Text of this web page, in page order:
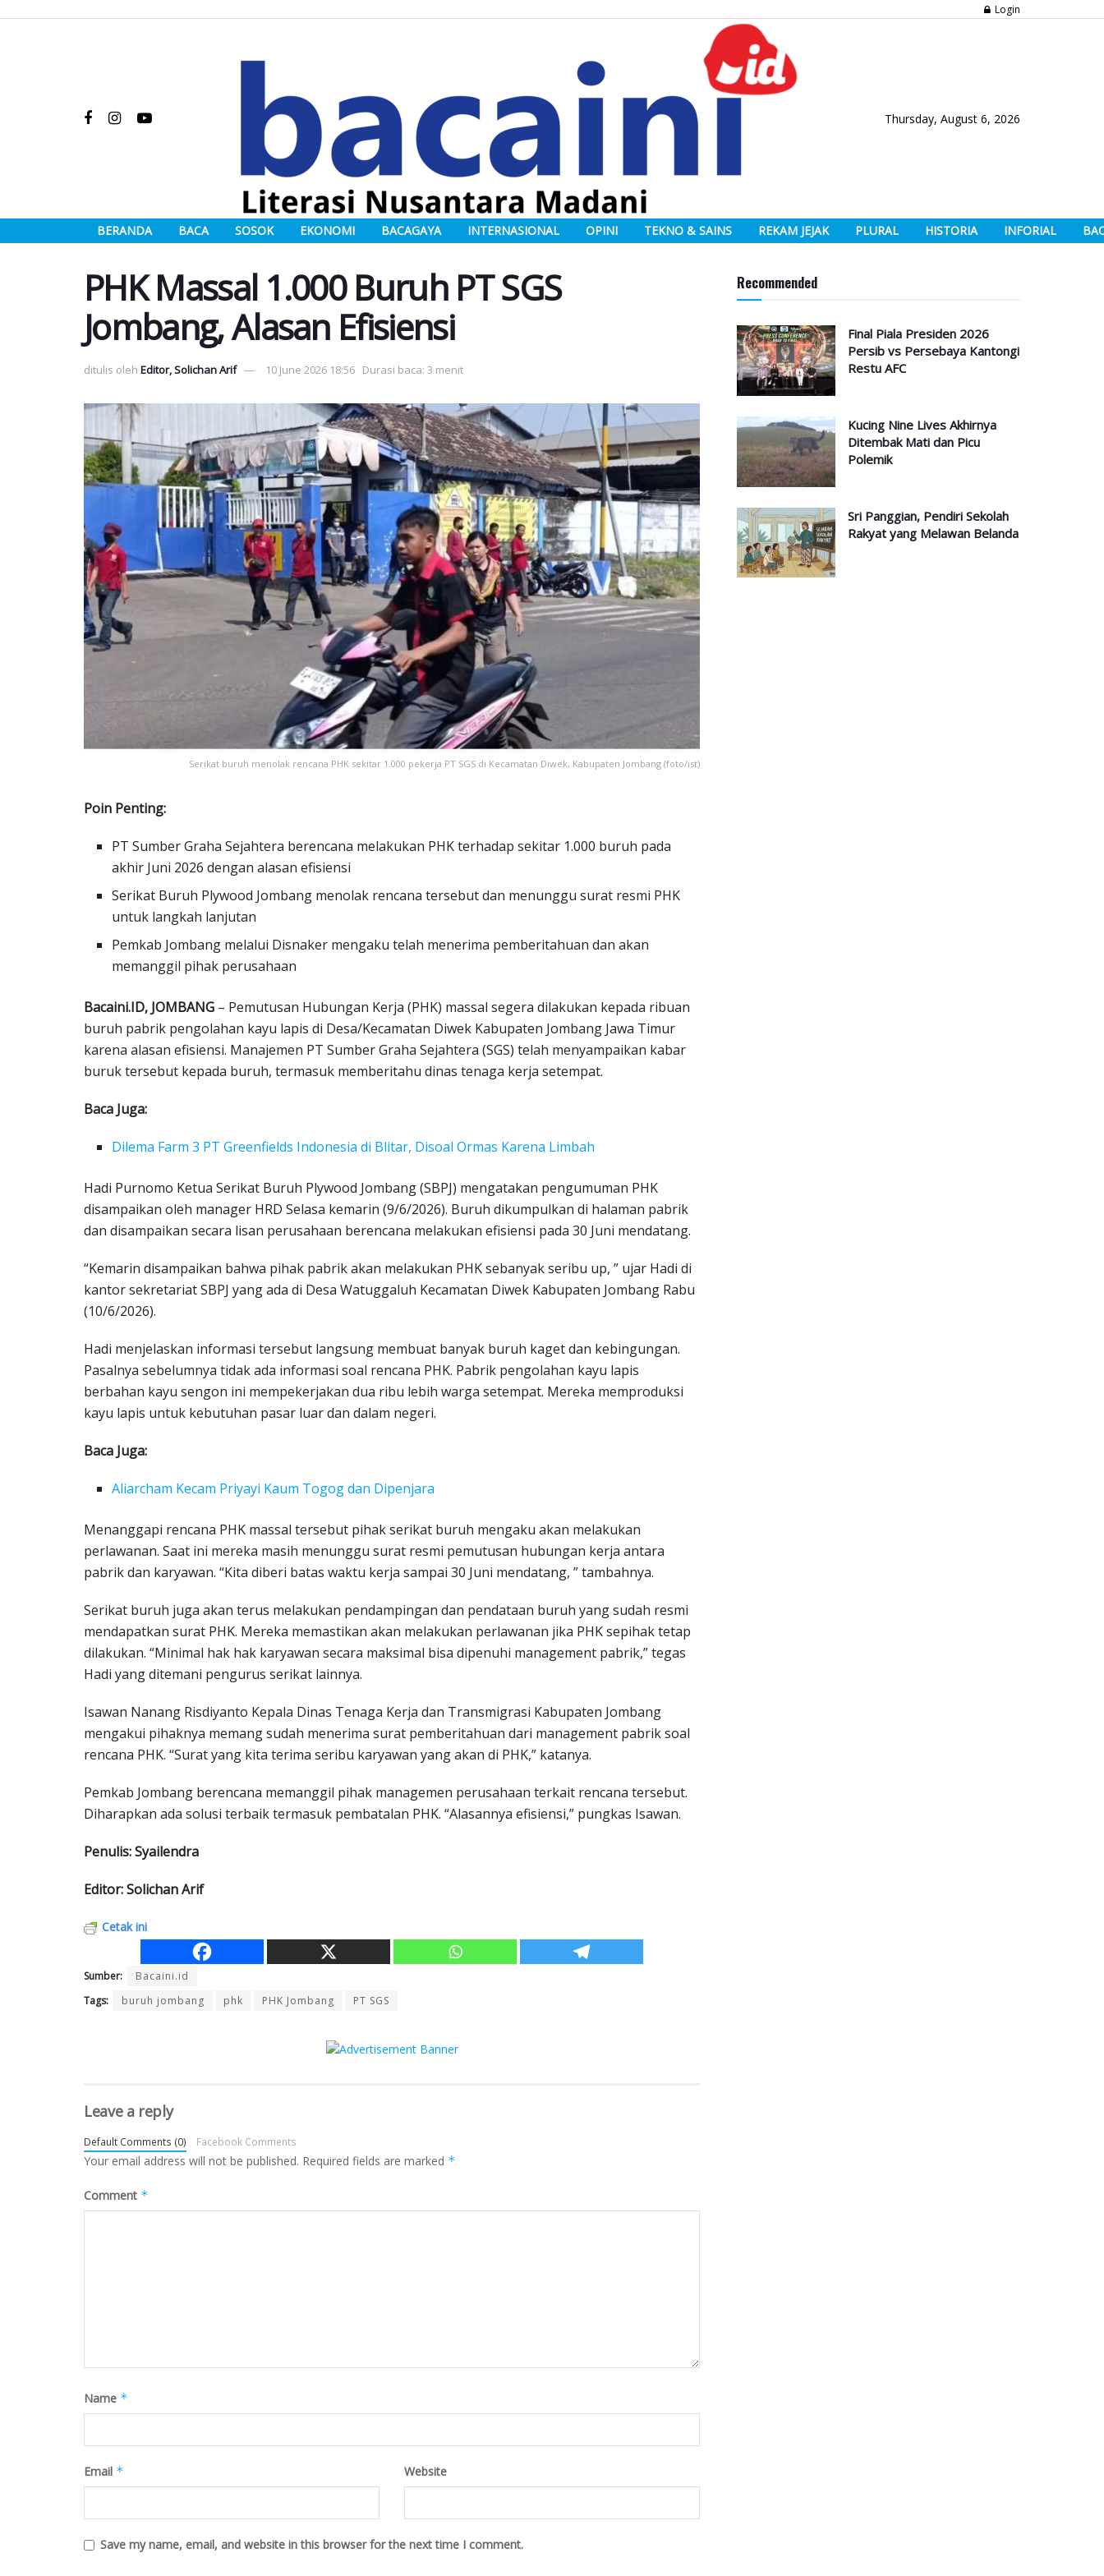
Login
Thursday, August 6, 2026
BERANDA BACA SOSOK EKONOMI BACAGAYA INTERNASIONAL OPINI TEKNO & SAINS REKAM JEJAK PLURAL HISTORIA INFORIAL
PHK Massal 1.000 Buruh PT SGS
Jombang, Alasan Efisiensi
ditulis oleh Editor, Solichan Arif 10 June 2026 18:56 Durasi baca: 3 menit
Serikat buruh menolak rencana PHK sekitar 1.000 pekerja PT SGS di Kecamatan Diwek, Kabupaten Jombang (foto/ist)
Poin Penting:
PT Sumber Graha Sejahtera berencana melakukan PHK terhadap sekitar 1.000 buruh pada
akhir Juni 2026 dengan alasan efisiensi
Serikat Buruh Plywood Jombang menolak rencana tersebut dan menunggu surat resmi PHK
untuk langkah lanjutan
Pemkab Jombang melalui Disnaker mengaku telah menerima pemberitahuan dan akan
memanggil pihak perusahaan
Bacaini.ID, JOMBANG – Pemutusan Hubungan Kerja (PHK) massal segera dilakukan kepada ribuan
buruh pabrik pengolahan kayu lapis di Desa/Kecamatan Diwek Kabupaten Jombang Jawa Timur
karena alasan efisiensi. Manajemen PT Sumber Graha Sejahtera (SGS) telah menyampaikan kabar
buruk tersebut kepada buruh, termasuk memberitahu dinas tenaga kerja setempat.
Baca Juga:
Dilema Farm 3 PT Greenfields Indonesia di Blitar, Disoal Ormas Karena Limbah
Hadi Purnomo Ketua Serikat Buruh Plywood Jombang (SBPJ) mengatakan pengumuman PHK
disampaikan oleh manager HRD Selasa kemarin (9/6/2026). Buruh dikumpulkan di halaman pabrik
dan disampaikan secara lisan perusahaan berencana melakukan efisiensi pada 30 Juni mendatang.
“Kemarin disampaikan bahwa pihak pabrik akan melakukan PHK sebanyak seribu up, ” ujar Hadi di
kantor sekretariat SBPJ yang ada di Desa Watuggaluh Kecamatan Diwek Kabupaten Jombang Rabu
(10/6/2026).
Hadi menjelaskan informasi tersebut langsung membuat banyak buruh kaget dan kebingungan.
Pasalnya sebelumnya tidak ada informasi soal rencana PHK. Pabrik pengolahan kayu lapis
berbahan kayu sengon ini mempekerjakan dua ribu lebih warga setempat. Mereka memproduksi
kayu lapis untuk kebutuhan pasar luar dan dalam negeri.
Baca Juga:
Aliarcham Kecam Priyayi Kaum Togog dan Dipenjara
Menanggapi rencana PHK massal tersebut pihak serikat buruh mengaku akan melakukan
perlawanan. Saat ini mereka masih menunggu surat resmi pemutusan hubungan kerja antara
pabrik dan karyawan. “Kita diberi batas waktu kerja sampai 30 Juni mendatang, ” tambahnya.
Serikat buruh juga akan terus melakukan pendampingan dan pendataan buruh yang sudah resmi
mendapatkan surat PHK. Mereka memastikan akan melakukan perlawanan jika PHK sepihak tetap
dilakukan. “Minimal hak hak karyawan secara maksimal bisa dipenuhi management pabrik,” tegas
Hadi yang ditemani pengurus serikat lainnya.
Isawan Nanang Risdiyanto Kepala Dinas Tenaga Kerja dan Transmigrasi Kabupaten Jombang
mengakui pihaknya memang sudah menerima surat pemberitahuan dari management pabrik soal
rencana PHK. “Surat yang kita terima seribu karyawan yang akan di PHK,” katanya.
Pemkab Jombang berencana memanggil pihak managemen perusahaan terkait rencana tersebut.
Diharapkan ada solusi terbaik termasuk pembatalan PHK. “Alasannya efisiensi,” pungkas Isawan.
Penulis: Syailendra
Editor: Solichan Arif
Cetak ini
Sumber:
Bacaini.id
Tags:
buruh jombang phk PHK Jombang PT SGS
Leave a reply
Default Comments (0) Facebook Comments
Your email address will not be published. Required fields are marked *
Comment *
Name *
Email * Website
Save my name, email, and website in this browser for the next time I comment.
Recommended
Final Piala Presiden 2026
Persib vs Persebaya Kantongi
Restu AFC
Kucing Nine Lives Akhirnya
Ditembak Mati dan Picu
Polemik
Sri Panggian, Pendiri Sekolah
Rakyat yang Melawan Belanda